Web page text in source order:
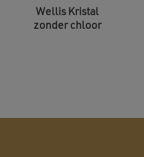
Wellis Kristal
zonder chloor